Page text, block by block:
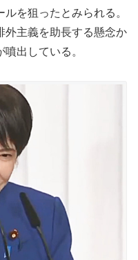
を狙ったとみられる。
外主義を助長する懸念か
出している。